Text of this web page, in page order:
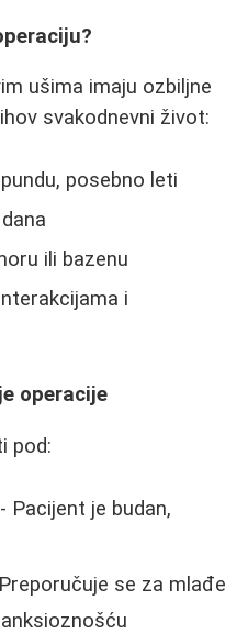
ušima imaju ozbiljne
svakodnevni život:
posebno leti
ili bazenu
i
operacije
pod:
- Pacijent je budan,
se za mlađe